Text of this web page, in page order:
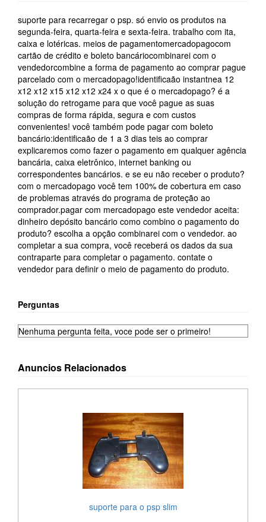
suporte para recarregar o psp. só envio os produtos na
segunda-feira, quarta-feira e sexta-feira. trabalho com ita,
caixa e lotéricas. meios de pagamentomercadopagocom
cartão de crédito e boleto bancáriocombinarei com o
vendedorcombine a forma de pagamento ao comprar pague
parcelado com o mercadopago!identificaão instantnea 12
x12 x12 x15 x12 x12 x24 x o que é o mercadopago? é a
solução do retrogame para que você pague as suas
compras de forma rápida, segura e com custos
convenientes! você também pode pagar com boleto
bancário:identificaão de 1 a 3 dias teis ao comprar
explicaremos como fazer o pagamento em qualquer agência
bancária, caixa eletrônico, internet banking ou
correspondentes bancários. e se eu não receber o produto?
com o mercadopago você tem 100% de cobertura em caso
de problemas através do programa de proteção ao
comprador.pagar com mercadopago este vendedor aceita:
dinheiro depósito bancário como combino o pagamento do
produto? escolha a opção combinarei com o vendedor. ao
completar a sua compra, você receberá os dados da sua
contraparte para completar o pagamento. contate o
vendedor para definir o meio de pagamento do produto.
Perguntas
Nenhuma pergunta feita, voce pode ser o primeiro!
Anuncios Relacionados
suporte para o psp slim